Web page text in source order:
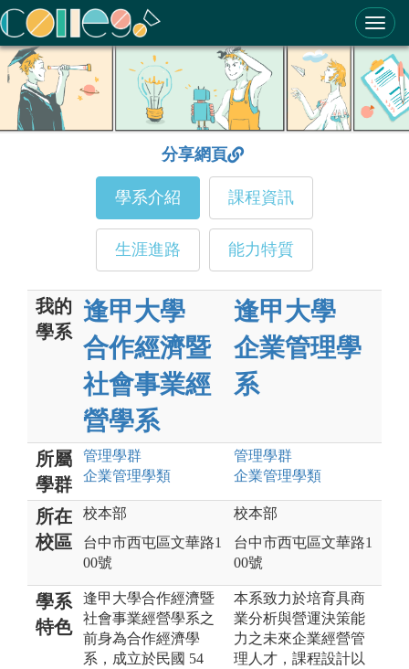
ColleGo! 大學選才與高中育才輔助系統
分享網頁
學系介紹 課程資訊
生涯進路 能力特質
我的
學系
逢甲大學
合作經濟暨
社會事業經
營學系
逢甲大學
企業管理學
系
所屬
學群
管理學群
企業管理學類
管理學群
企業管理學類
所在
校區
校本部
台中市西屯區文華路1
00號
校本部
台中市西屯區文華路1
00號
學系
特色
逢甲大學合作經濟暨
社會事業經營學系之
前身為合作經濟學
系，成立於民國 54
本系致力於培育具商
業分析與營運決策能
力之未來企業經營管
理人才，課程設計以